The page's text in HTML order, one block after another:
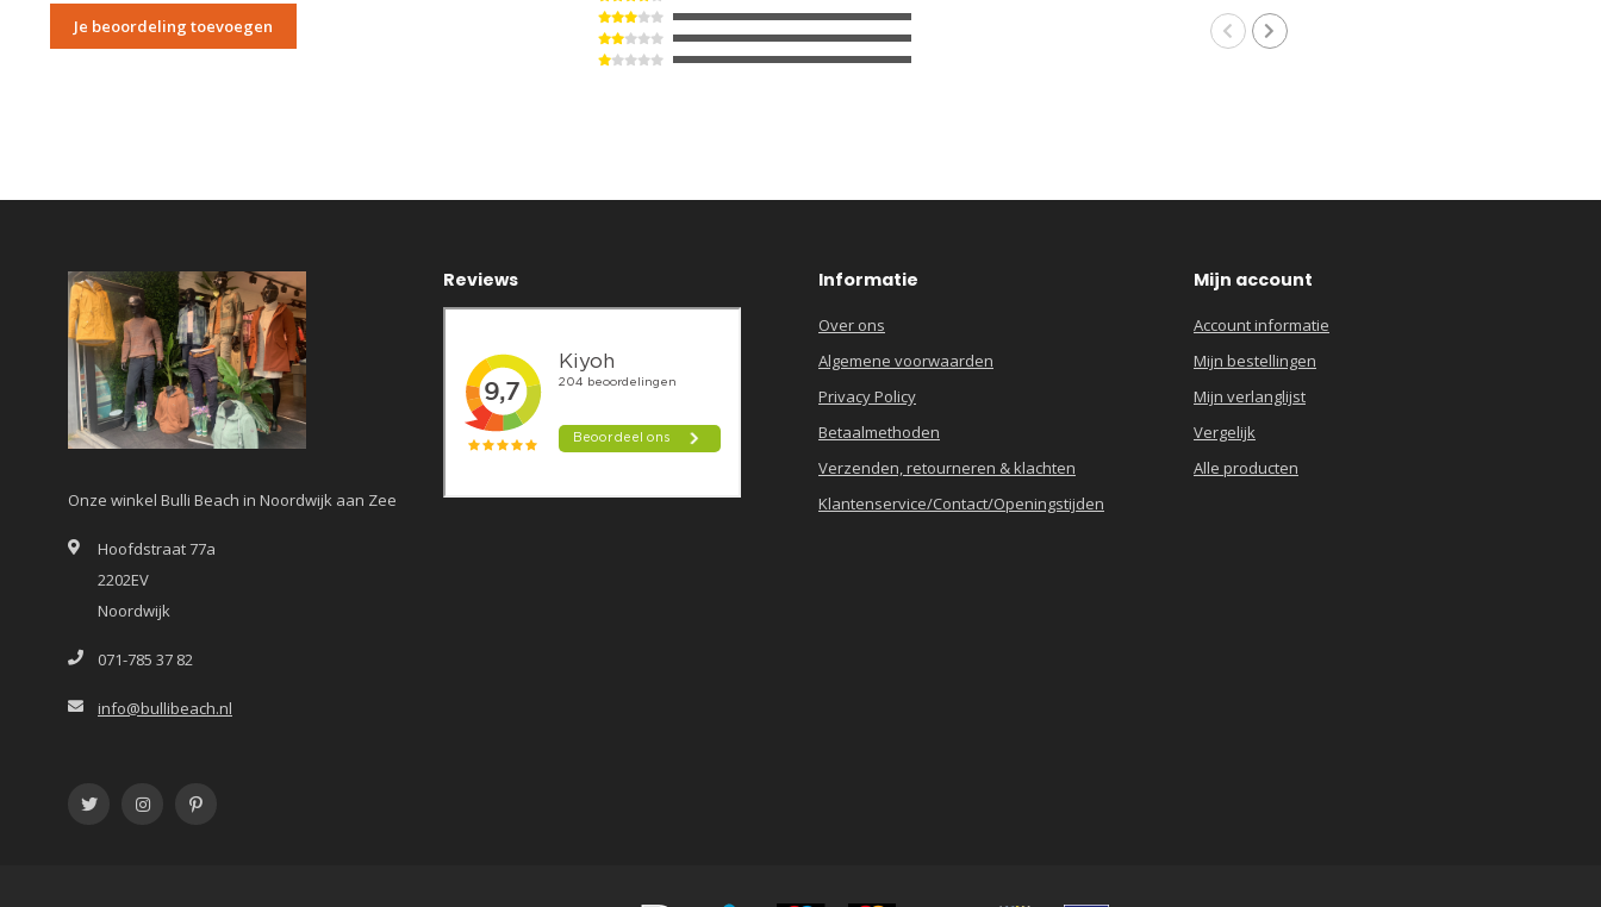
Je beoordeling toevoegen
Onze winkel Bulli Beach in Noordwijk aan Zee
Hoofdstraat 77a
2202EV
Noordwijk
071-785 37 82
info@bullibeach.nl
Reviews Informatie
Over ons
Algemene voorwaarden
Privacy Policy
Betaalmethoden
Verzenden, retourneren & klachten
Klantenservice/Contact/Openingstijden
Mijn account
Account informatie
Mijn bestellingen
Mijn verlanglijst
Vergelijk
Alle producten